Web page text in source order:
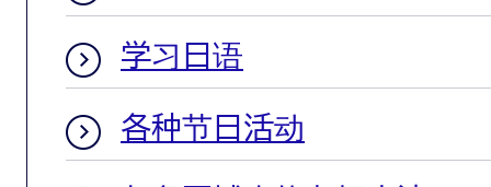
学习日语
各种节日活动